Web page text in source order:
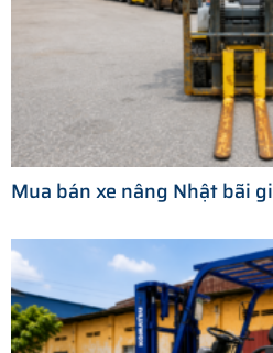
Mua bán xe nâng Nhật bãi